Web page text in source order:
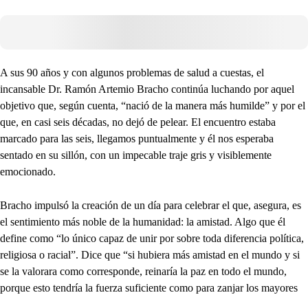
A sus 90 años y con algunos problemas de salud a cuestas, el
incansable Dr. Ramón Artemio Bracho continúa luchando por aquel
objetivo que, según cuenta, “nació de la manera más humilde” y por el
que, en casi seis décadas, no dejó de pelear. El encuentro estaba
marcado para las seis, llegamos puntualmente y él nos esperaba
sentado en su sillón, con un impecable traje gris y visiblemente
emocionado.
Bracho impulsó la creación de un día para celebrar el que, asegura, es
el sentimiento más noble de la humanidad: la amistad. Algo que él
define como “lo único capaz de unir por sobre toda diferencia política,
religiosa o racial”. Dice que “si hubiera más amistad en el mundo y si
se la valorara como corresponde, reinaría la paz en todo el mundo,
porque esto tendría la fuerza suficiente como para zanjar los mayores